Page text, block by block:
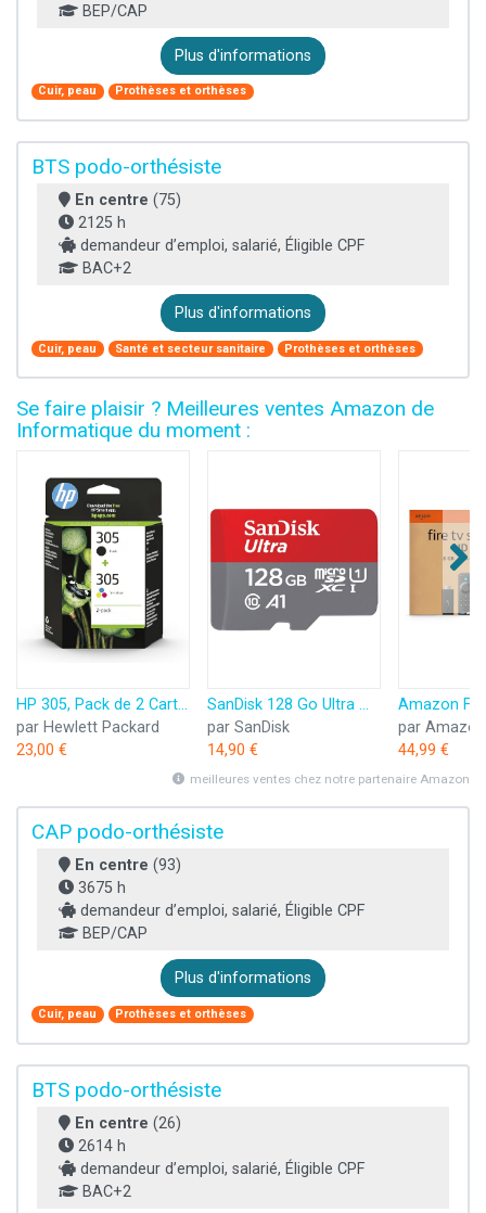
BEP/CAP
Plus d'informations
Cuir, peau Prothèses et orthèses
BTS podo-orthésiste
En centre (75)
2125 h
demandeur d’emploi, salarié, Éligible CPF
BAC+2
Plus d'informations
Cuir, peau Santé et secteur sanitaire Prothèses et orthèses
Se faire plaisir ? Meilleures ventes Amazon de
Informatique du moment :
HP 305, Pack de 2 Cartouches d’Encre Originales, 6ZD17AE, Noir, Cyan, Jaune, Magenta
par Hewlett Packard
23,00 €
SanDisk 128 Go Ultra microSDXC, Carte micro sd + adaptateur SD (Pour Smartphone et Tablette, Video Full HDD, jusqu'à 140 Mo/s, UHS-I, La performance A1, Class 10, U1)
par SanDisk
14,90 €
par Amazon
44,99 €
meilleures ventes chez notre partenaire Amazon
CAP podo-orthésiste
En centre (93)
3675 h
demandeur d’emploi, salarié, Éligible CPF
BEP/CAP
Plus d'informations
Cuir, peau Prothèses et orthèses
BTS podo-orthésiste
En centre (26)
2614 h
demandeur d’emploi, salarié, Éligible CPF
BAC+2